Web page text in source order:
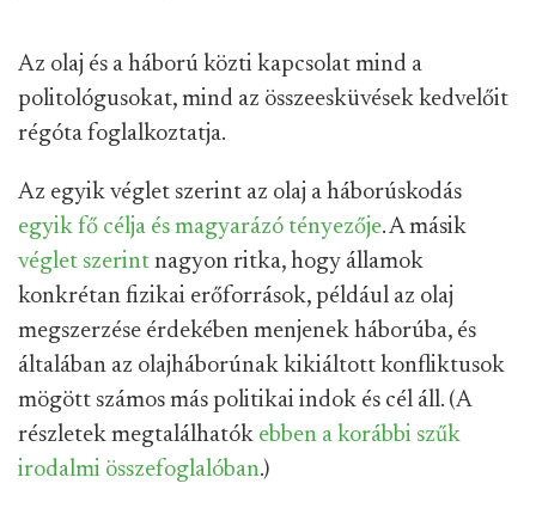
Az olaj és a háború közti kapcsolat mind a
politológusokat, mind az összeesküvések kedvelőit
régóta foglalkoztatja.
Az egyik véglet szerint az olaj a háborúskodás
egyik fő célja és magyarázó tényezője. A másik
véglet szerint nagyon ritka, hogy államok
konkrétan fizikai erőforrások, például az olaj
megszerzése érdekében menjenek háborúba, és
általában az olajháborúnak kikiáltott konfliktusok
mögött számos más politikai indok és cél áll. (A
részletek megtalálhatók ebben a korábbi szűk
irodalmi összefoglalóban.)